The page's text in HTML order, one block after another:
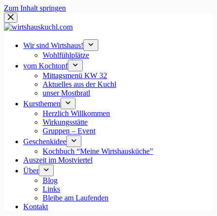
Zum Inhalt springen
Wir sind Wirtshaus!
Wohlfühlplätze
vom Kochtopf
Mittagsmenü KW 32
Aktuelles aus der Kuchl
unser Mostbratl
Kursthemen
Herzlich Willkommen
Wirkungsstätte
Gruppen – Event
Geschenkidee
Kochbuch “Meine Wirtshausküche”
Auszeit im Mostviertel
Über
Blog
Links
Bleibe am Laufenden
Kontakt